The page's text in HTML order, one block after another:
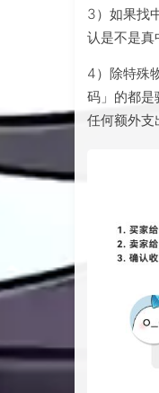
3）如果找
认是不是真
4）除特殊
码」的都是
任何额外支